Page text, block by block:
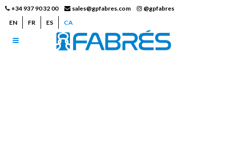
+34 937 90 32 00 sales@gpfabres.com
@gpfabres
EN
FR ES CA